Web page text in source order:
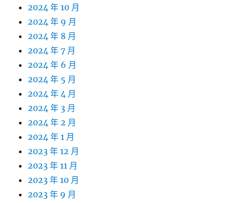
2024 年 10 月
2024 年 9 月
2024 年 8 月
2024 年 7 月
2024 年 6 月
2024 年 5 月
2024 年 4 月
2024 年 3 月
2024 年 2 月
2024 年 1 月
2023 年 12 月
2023 年 11 月
2023 年 10 月
2023 年 9 月